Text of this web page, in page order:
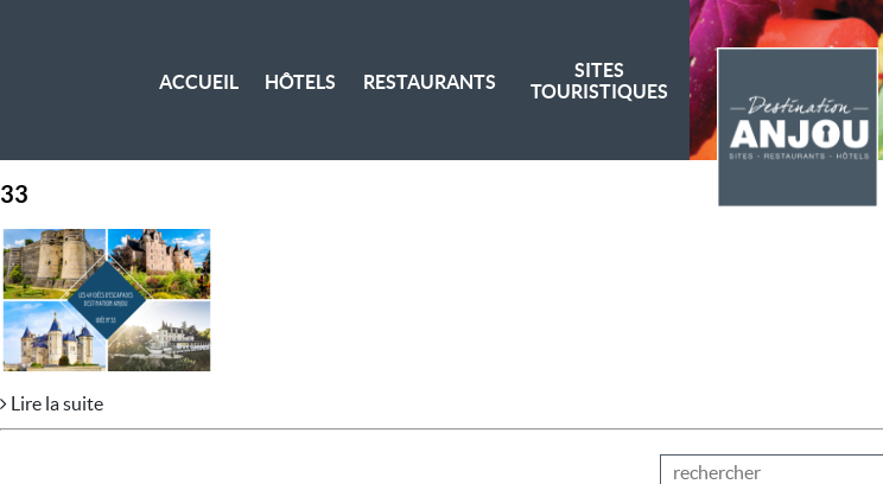
ACCUEIL HÔTELS RESTAURANTS
SITES
TOURISTIQUES
33
Lire la suite